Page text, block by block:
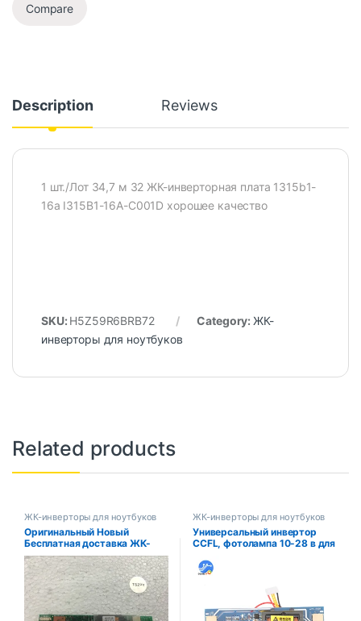
Compare
Description Reviews
1 шт./Лот 34,7 м 32 ЖК-инверторная плата 1315b1-
16a I315B1-16A-C001D хорошее качество
SKU: H5Z59R6BRB72 Category: ЖК-
инверторы для ноутбуков
Related products
ЖК-инверторы для ноутбуков
Оригинальный Новый
Бесплатная доставка ЖК-
инвертор для HP Compaq
G50 G60 G70 CQ50 CQ60
CQ70 YNV-W15, 6002058L-B
, 19.21072.081 19.21066.041
ЖК-инверторы для ноутбуков
Универсальный инвертор
CCFL, фотолампа 10-28 в для
10-26 дюймов